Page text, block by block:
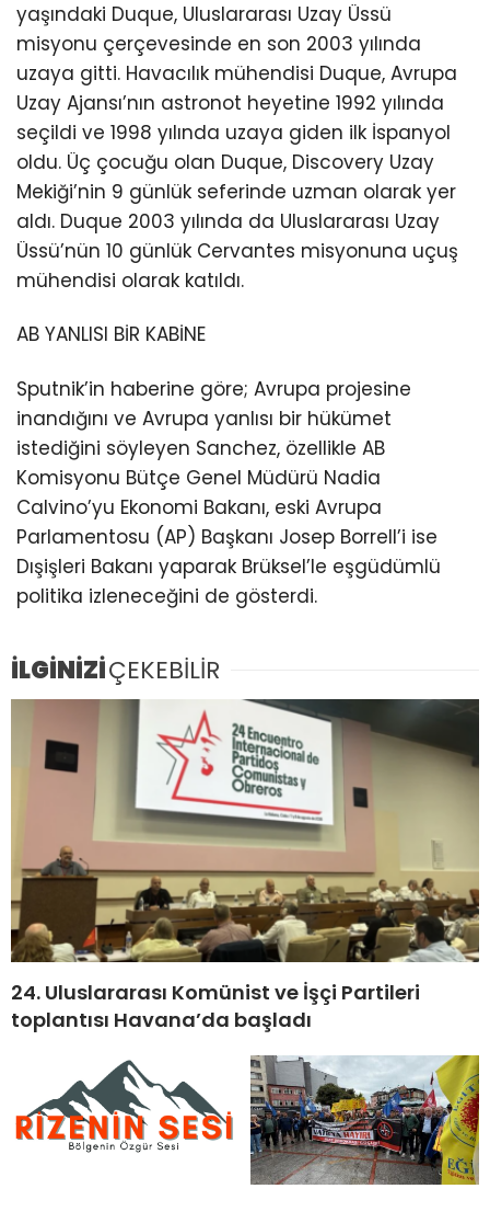
yaşındaki Duque, Uluslararası Uzay Üssü
misyonu çerçevesinde en son 2003 yılında
uzaya gitti. Havacılık mühendisi Duque, Avrupa
Uzay Ajansı’nın astronot heyetine 1992 yılında
seçildi ve 1998 yılında uzaya giden ilk İspanyol
oldu. Üç çocuğu olan Duque, Discovery Uzay
Mekiği’nin 9 günlük seferinde uzman olarak yer
aldı. Duque 2003 yılında da Uluslararası Uzay
Üssü’nün 10 günlük Cervantes misyonuna uçuş
mühendisi olarak katıldı.
AB YANLISI BİR KABİNE
Sputnik’in haberine göre; Avrupa projesine
inandığını ve Avrupa yanlısı bir hükümet
istediğini söyleyen Sanchez, özellikle AB
Komisyonu Bütçe Genel Müdürü Nadia
Calvino’yu Ekonomi Bakanı, eski Avrupa
Parlamentosu (AP) Başkanı Josep Borrell’i ise
Dışişleri Bakanı yaparak Brüksel’le eşgüdümlü
politika izleneceğini de gösterdi.
İLGİNİZİÇEKEBİLİR
24. Uluslararası Komünist ve İşçi Partileri
toplantısı Havana’da başladı